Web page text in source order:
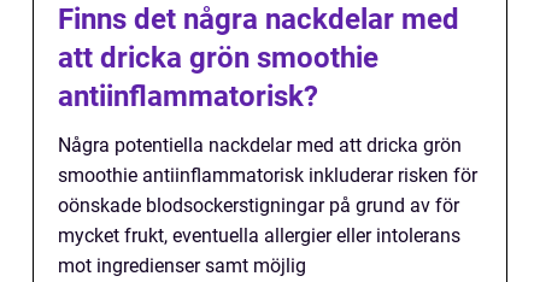
Finns det några nackdelar med
att dricka grön smoothie
antiinflammatorisk?
Några potentiella nackdelar med att dricka grön
smoothie antiinflammatorisk inkluderar risken för
oönskade blodsockerstigningar på grund av för
mycket frukt, eventuella allergier eller intolerans
mot ingredienser samt möjlig